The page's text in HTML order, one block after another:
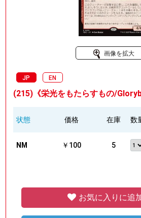
画像を拡大
JP EN
(215)《栄光をもたらすもの/
状態 価格 在庫 数
NM ￥100 5
お気に入りに追